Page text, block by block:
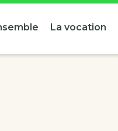
La vocation